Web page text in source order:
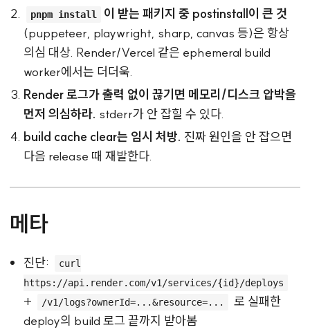
pnpm install
이 받는 패키지 중 postinstall이 큰 것
(puppeteer, playwright, sharp, canvas 등)은 항상
의심 대상. Render/Vercel 같은 ephemeral build
worker에서는 더더욱.
Render 로그가 출력 없이 끊기면 메모리/디스크 압박을
먼저 의심하라. stderr가 안 잡힐 수 있다.
build cache clear는 임시 처방. 진짜 원인을 안 잡으면
다음 release 때 재발한다.
메타
진단:
curl
https://api.render.com/v1/services/{id}/deploys
+ /v1/logs?ownerId=...&resource=...
로 실패한
deploy의 build 로그 끝까지 받아봄